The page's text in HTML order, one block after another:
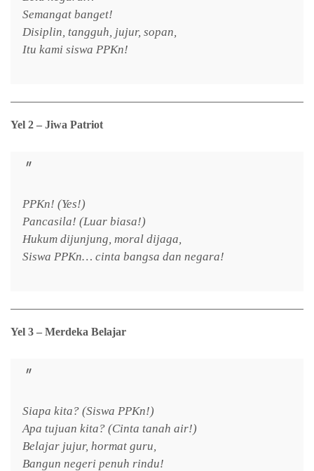
Semangat banget!
Disiplin, tangguh, jujur, sopan,
Itu kami siswa PPKn!
Yel 2 – Jiwa Patriot
PPKn! (Yes!)
Pancasila! (Luar biasa!)
Hukum dijunjung, moral dijaga,
Siswa PPKn… cinta bangsa dan negara!
Yel 3 – Merdeka Belajar
Siapa kita? (Siswa PPKn!)
Apa tujuan kita? (Cinta tanah air!)
Belajar jujur, hormat guru,
Bangun negeri penuh rindu!